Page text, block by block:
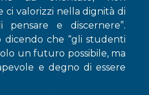
ci valorizzi nella dignità di
pensare e discernere”.
dicendo che “gli studenti
un futuro possibile, ma
e degno di essere